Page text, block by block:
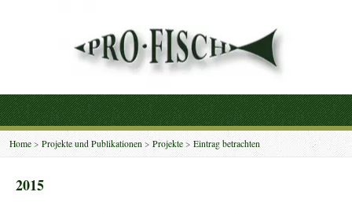
Home >Projekte und Publikationen >Projekte > Eintrag betrachten
2015